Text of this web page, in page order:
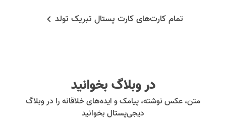
تمام کارت‌های کارت پستال تبریک تولد
در وبلاگ بخوانید
متن، عکس نوشته، پیامک و ایده‌های خلاقانه را در وبلاگ
دیجی‌پستال بخوانید